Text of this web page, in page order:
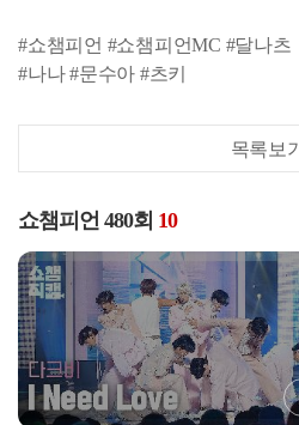
#쇼챔피언 #쇼챔피언MC #달나츠
#나나 #문수아 #츠키
목록보기
쇼챔피언 480회 10